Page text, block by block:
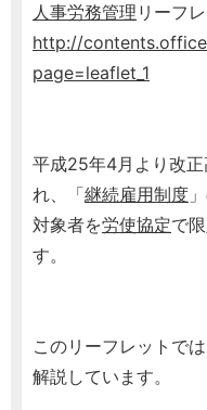
人事労務管理 リーフ
http://
page=leaflet_1
平成25年4月より改
れ、「継続雇用制度
対象者を労使協定で
す。
このリーフレットで
解説しています。